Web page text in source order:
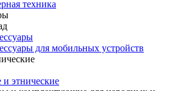
техника
для мобильных устройств
этнические